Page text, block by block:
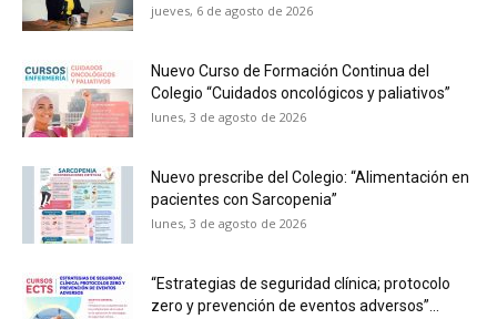
jueves, 6 de agosto de 2026
Nuevo Curso de Formación Continua del
Colegio “Cuidados oncológicos y paliativos”
lunes, 3 de agosto de 2026
Nuevo prescribe del Colegio: “Alimentación en
pacientes con Sarcopenia”
lunes, 3 de agosto de 2026
“Estrategias de seguridad clínica; protocolo
zero y prevención de eventos adversos”...